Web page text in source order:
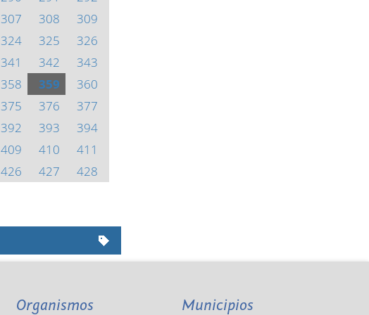
307 308
309
324 325
326
341 342
343
358 359
360
375 376
377
392 393
394
409 410
411
426 427
428
Organismos Municipios